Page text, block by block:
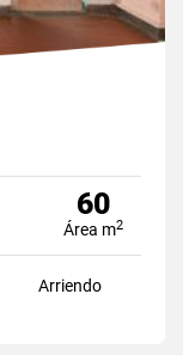
60
Área m2
Arriendo